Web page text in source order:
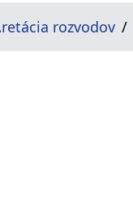
rozvodov